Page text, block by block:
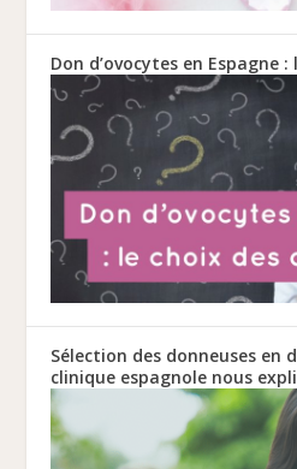
Don d’ovocytes en Espagne
Sélection des donneuses en
clinique espagnole nous